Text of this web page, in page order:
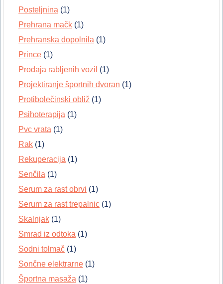
Posteljnina (1)
Prehrana mačk (1)
Prehranska dopolnila (1)
Prince (1)
Prodaja rabljenih vozil (1)
Projektiranje športnih dvoran (1)
Protibolečinski obliž (1)
Psihoterapija (1)
Pvc vrata (1)
Rak (1)
Rekuperacija (1)
Senčila (1)
Serum za rast obrvi (1)
Serum za rast trepalnic (1)
Skalnjak (1)
Smrad iz odtoka (1)
Sodni tolmač (1)
Sončne elektrarne (1)
Športna masaža (1)